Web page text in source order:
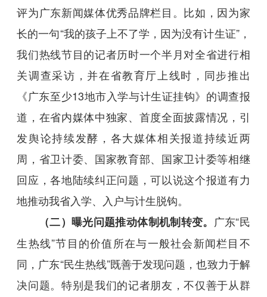
评为广东新闻媒体优秀品牌栏目。比如，因为家
长的一句“我的孩子上不了学，因为没有计生证”，
我们热线节目的记者历时一个半月对全省进行相
关调查采访，并在省教育厅上线时，同步推出
《广东至少13地市入学与计生证挂钩》的调查报
道，在省内媒体中独家、首度全面披露情况，引
发舆论持续发酵，各大媒体相关报道持续近两
周，省卫计委、国家教育部、国家卫计委等相继
回应，各地陆续纠正问题，可以说这个报道有力
地推动我省入学、入户与计生脱钩。
（二）曝光问题推动体制机制转变。 广东“民
生热线”节目的价值所在与一般社会新闻栏目不
同，广东“民生热线”既善于发现问题，也致力于解
决问题。特别是我们的记者朋友，不仅善于从群